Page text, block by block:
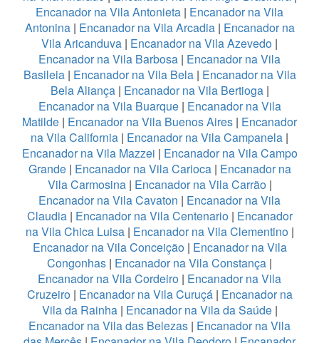
Encanador na Vila Antonieta | Encanador na Vila
Antonina| Encanador na Vila Arcadia | Encanador na
Vila Aricanduva | Encanador na Vila Azevedo |
Encanador na Vila Barbosa | Encanador na Vila
Basileia| Encanador na Vila Bela| Encanador na Vila
Bela Aliança| Encanador na Vila Bertioga|
Encanador na Vila Buarque| Encanador na Vila
Matilde | Encanador na Vila Buenos Aires | Encanador
na Vila California | Encanador na Vila Campanela |
Encanador na Vila Mazzei | Encanador na Vila Campo
Grande| Encanador na Vila Carioca| Encanador na
Vila Carmosina| Encanador na Vila Carrão|
Encanador na Vila Cavaton | Encanador na Vila
Claudia| Encanador na Vila Centenario| Encanador
na Vila Chica Luisa | Encanador na Vila Clementino|
Encanador na Vila Conceição| Encanador na Vila
Congonhas | Encanador na Vila Constança |
Encanador na Vila Cordeiro | Encanador na Vila
Cruzeiro | Encanador na Vila Curuçá | Encanador na
Vila da Rainha | Encanador na Vila da Saúde|
Encanador na Vila das Belezas | Encanador na Vila